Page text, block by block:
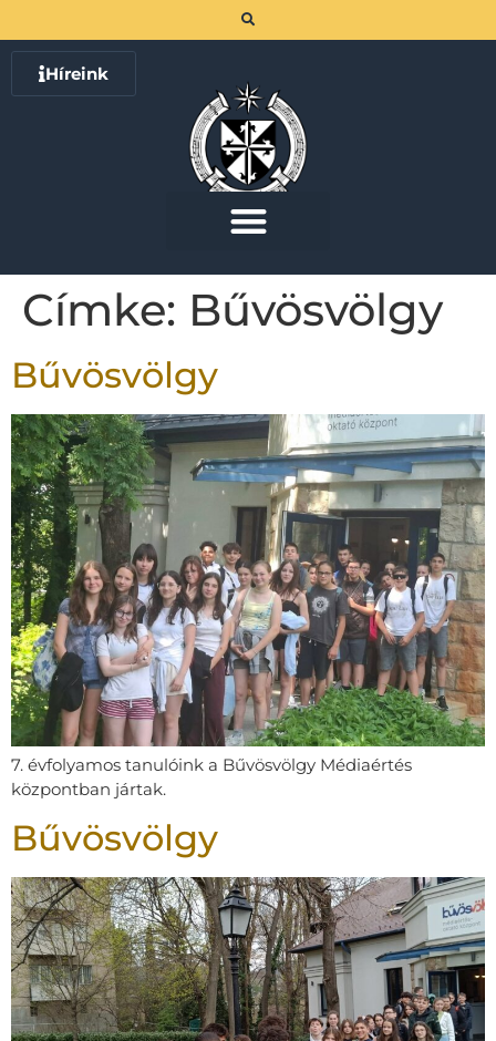
Híreink
Címke: Bűvösvölgy
Bűvösvölgy
7. évfolyamos tanulóink a Bűvösvölgy Médiaértés
központban jártak.
Bűvösvölgy